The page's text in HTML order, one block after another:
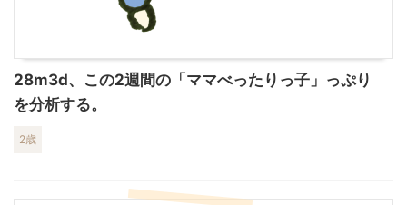
28m3d、この2週間の「ママべったりっ子」っぷり
を分析する。
2歳